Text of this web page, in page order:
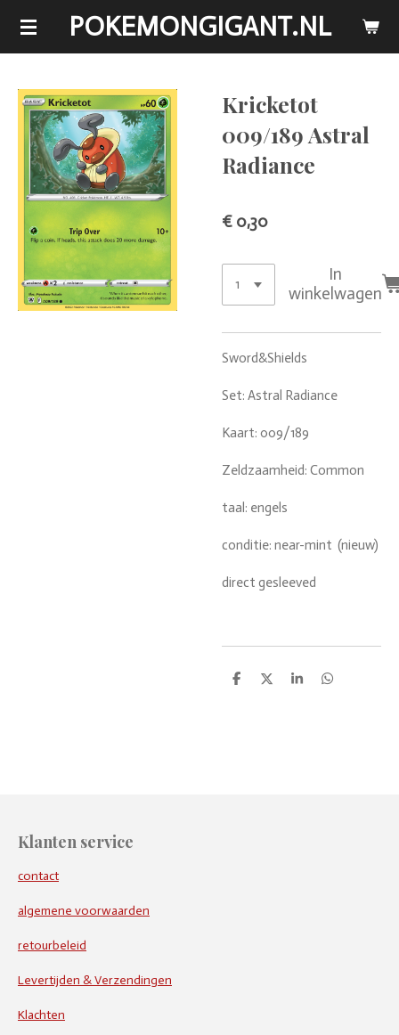
Ga
de
hoofdinhoud
POKEMONGIGANT.NL
Kricketot
009/189 Astral
Radiance
€ 0,30
In
winkelwagen
Sword&Shields
Set: Astral Radiance
Kaart: 009/189
Zeldzaamheid: Common
taal: engels
conditie: near-mint (nieuw)
direct gesleeved
D
D
S
D
Klanten service
contact
algemene voorwaarden
retourbeleid
Levertijden & Verzendingen
Klachten